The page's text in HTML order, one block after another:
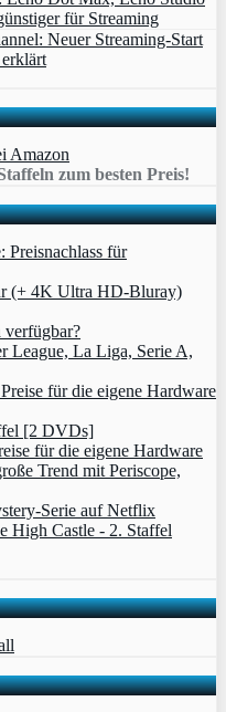
für Streaming
Neuer Streaming‑Start
zum besten Preis!
Preisnachlass für
(+ 4K Ultra HD-Bluray)
League, La Liga, Serie A,
für die eigene Hardware
[2 DVDs]
für die eigene Hardware
Trend mit Periscope,
Serie auf Netflix
High Castle - 2. Staffel